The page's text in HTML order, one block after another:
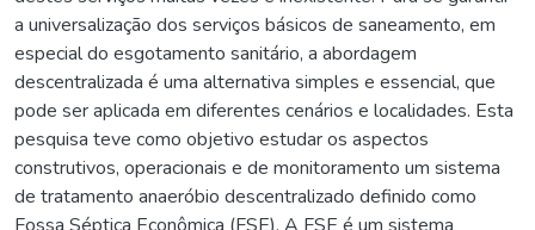
a universalização dos serviços básicos de saneamento, em
especial do esgotamento sanitário, a abordagem
descentralizada é uma alternativa simples e essencial, que
pode ser aplicada em diferentes cenários e localidades. Esta
pesquisa teve como objetivo estudar os aspectos
construtivos, operacionais e de monitoramento um sistema
de tratamento anaeróbio descentralizado definido como